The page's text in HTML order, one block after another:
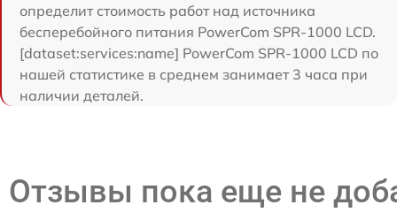
определит стоимость работ над источника
бесперебойного питания PowerCom SPR-1000 LCD.
[dataset:services:name] PowerCom SPR-1000 LCD по
нашей статистике в среднем занимает 3 часа при
наличии деталей.
Отзывы пока еще не